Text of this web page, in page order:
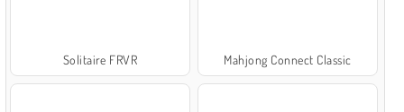
Solitaire FRVR Mahjong Connect Classic